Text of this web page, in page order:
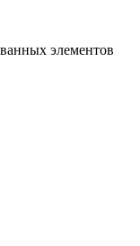
элементов